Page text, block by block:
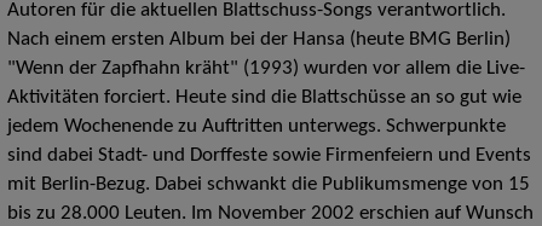
Autoren für die aktuellen Blattschuss-Songs verantwortlich.
Nach einem ersten Album bei der Hansa (heute BMG Berlin)
"Wenn der Zapfhahn kräht" (1993) wurden vor allem die Live-
Aktivitäten forciert. Heute sind die Blattschüsse an so gut wie
jedem Wochenende zu Auftritten unterwegs. Schwerpunkte
sind dabei Stadt- und Dorffeste sowie Firmenfeiern und Events
mit Berlin-Bezug. Dabei schwankt die Publikumsmenge von 15
bis zu 28.000 Leuten. Im November 2002 erschien auf Wunsch